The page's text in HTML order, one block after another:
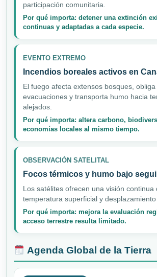
participación comunitaria.
Por qué importa: detener una extinción
continuas y adaptadas a cada especie.
EVENTO EXTREMO
Incendios boreales activos en
El fuego afecta extensos bosques, obliga
evacuaciones y transporta humo hacia
alejados.
Por qué importa: altera carbono,
economías locales al mismo tiempo.
OBSERVACIÓN SATELITAL
Focos térmicos y humo bajo
Los satélites ofrecen una visión continua
temperatura superficial y
Por qué importa: mejora la evaluación
acceso terrestre resulta limitado.
Agenda Global de la Tierra